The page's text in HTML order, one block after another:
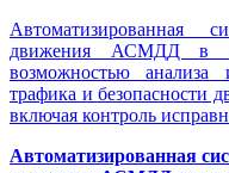
Автоматизированная
движения АСМДД в
возможностью
трафика и безопасности
включая контроль
Автоматизированная